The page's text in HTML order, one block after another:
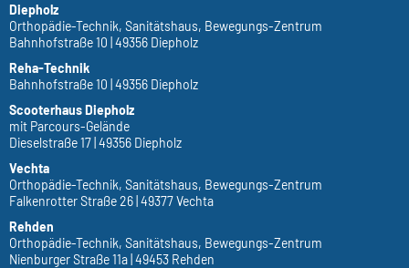
Diepholz
Orthopädie-Technik, Sanitätshaus, Bewegungs-Zentrum
Bahnhofstraße 10 | 49356 Diepholz
Reha-Technik
Bahnhofstraße 10 | 49356 Diepholz
Scooterhaus Diepholz
mit Parcours-Gelände
Dieselstraße 17 | 49356 Diepholz
Vechta
Orthopädie-Technik, Sanitätshaus, Bewegungs-Zentrum
Falkenrotter Straße 26 | 49377 Vechta
Rehden
Orthopädie-Technik, Sanitätshaus, Bewegungs-Zentrum
Nienburger Straße 11a | 49453 Rehden